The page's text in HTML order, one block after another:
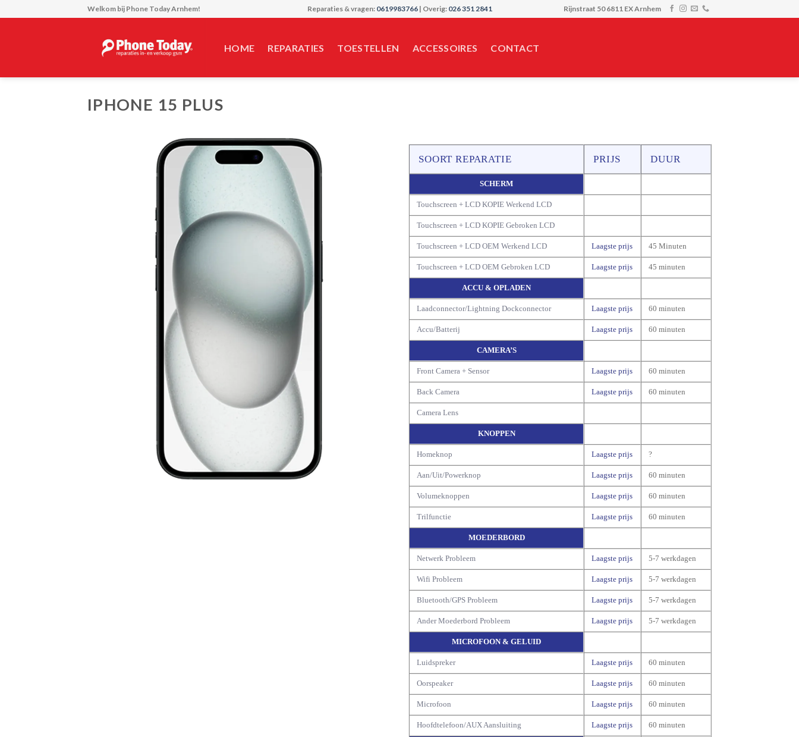
Welkom bij Phone Today Arnhem! Reparaties & vragen: 0619983766| Overig: 026 351 2841 Rijnstraat 50 6811 EX Arnhem
HOME REPARATIES TOESTELLEN ACCESSOIRES CONTACT
IPHONE 15 PLUS
SOORT REPARATIE PRIJS DUUR
SCHERM
Touchscreen + LCD KOPIE Werkend LCD
Touchscreen + LCD KOPIE Gebroken LCD
Touchscreen + LCD OEM Werkend LCD Laagste prijs 45 Minuten
Touchscreen + LCD OEM Gebroken LCD Laagste prijs 45 minuten
ACCU & OPLADEN
Laadconnector/Lightning Dockconnector Laagste prijs 60 minuten
Accu/Batterij Laagste prijs 60 minuten
CAMERA’S
Front Camera + Sensor Laagste prijs 60 minuten
Back Camera Laagste prijs 60 minuten
Camera Lens
KNOPPEN
Homeknop Laagste prijs ?
Aan/Uit/Powerknop Laagste prijs 60 minuten
Volumeknoppen Laagste prijs 60 minuten
Trilfunctie Laagste prijs 60 minuten
MOEDERBORD
Netwerk Probleem Laagste prijs 5-7 werkdagen
Wifi Probleem Laagste prijs 5-7 werkdagen
Bluetooth/GPS Probleem Laagste prijs 5-7 werkdagen
Ander Moederbord Probleem Laagste prijs 5-7 werkdagen
MICROFOON & GELUID
Luidspreker Laagste prijs 60 minuten
Oorspeaker Laagste prijs 60 minuten
Microfoon Laagste prijs 60 minuten
Hoofdtelefoon/AUX Aansluiting Laagste prijs 60 minuten